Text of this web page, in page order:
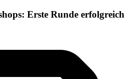
Erste Runde erfolgreich